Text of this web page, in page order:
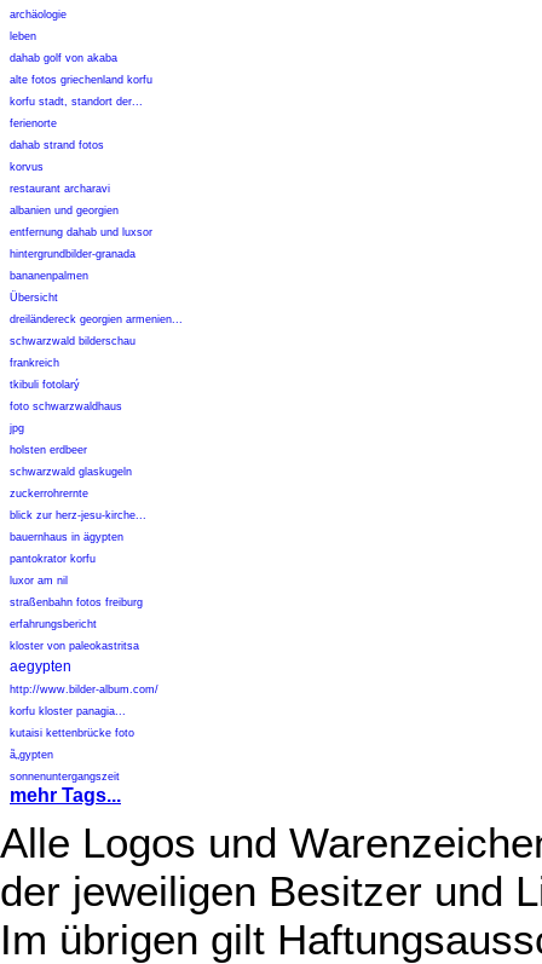
archäologie
leben
dahab golf von akaba
alte fotos griechenland korfu
korfu stadt, standort der...
ferienorte
dahab strand fotos
korvus
restaurant archaravi
albanien und georgien
entfernung dahab und luxsor
hintergrundbilder-granada
bananenpalmen
Übersicht
dreiländereck georgien armenien...
schwarzwald bilderschau
frankreich
tkibuli fotolarý
foto schwarzwaldhaus
jpg
holsten erdbeer
schwarzwald glaskugeln
zuckerrohrernte
blick zur herz-jesu-kirche...
bauernhaus in ägypten
pantokrator korfu
luxor am nil
straßenbahn fotos freiburg
erfahrungsbericht
kloster von paleokastritsa
aegypten
http://www.bilder-album.com/
korfu kloster panagia...
kutaisi kettenbrücke foto
ã„gypten
sonnenuntergangszeit
mehr Tags...
Alle Logos und
der jeweiligen Besitzer und
Im übrigen gilt